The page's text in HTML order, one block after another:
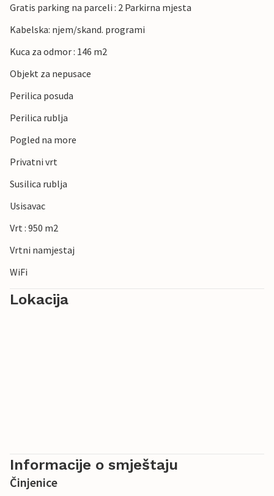
Gratis parking na parceli : 2 Parkirna mjesta
Kabelska: njem/skand. programi
Kuca za odmor : 146 m2
Objekt za nepusace
Perilica posuda
Perilica rublja
Pogled na more
Privatni vrt
Susilica rublja
Usisavac
Vrt : 950 m2
Vrtni namjestaj
WiFi
Lokacija
Informacije o smještaju
Činjenice